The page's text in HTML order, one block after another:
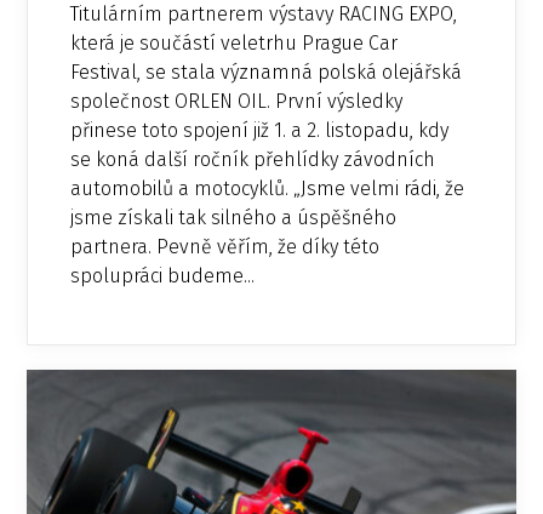
Titulárním partnerem výstavy RACING EXPO,
která je součástí veletrhu Prague Car
Festival, se stala významná polská olejářská
společnost ORLEN OIL. První výsledky
přinese toto spojení již 1. a 2. listopadu, kdy
se koná další ročník přehlídky závodních
automobilů a motocyklů. „Jsme velmi rádi, že
jsme získali tak silného a úspěšného
partnera. Pevně ​​věřím, že díky této
spolupráci budeme...